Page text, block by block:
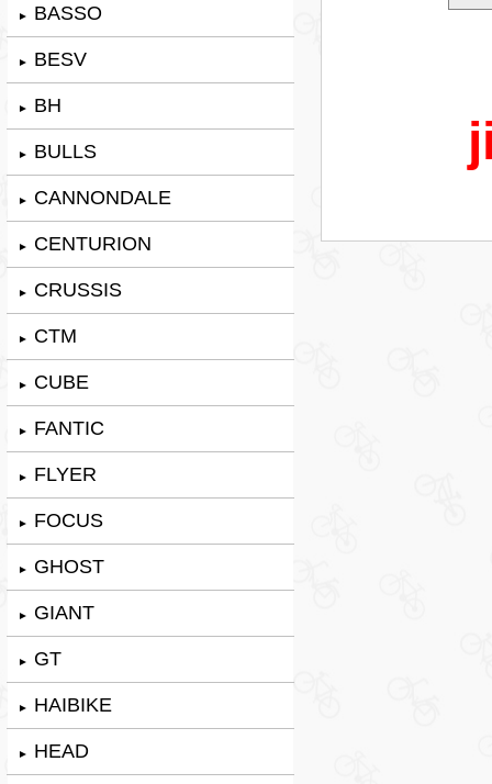
► BASSO
► BESV
► BH
► BULLS
► CANNONDALE
► CENTURION
► CRUSSIS
► CTM
► CUBE
► FANTIC
► FLYER
► FOCUS
► GHOST
► GIANT
► GT
► HAIBIKE
► HEAD